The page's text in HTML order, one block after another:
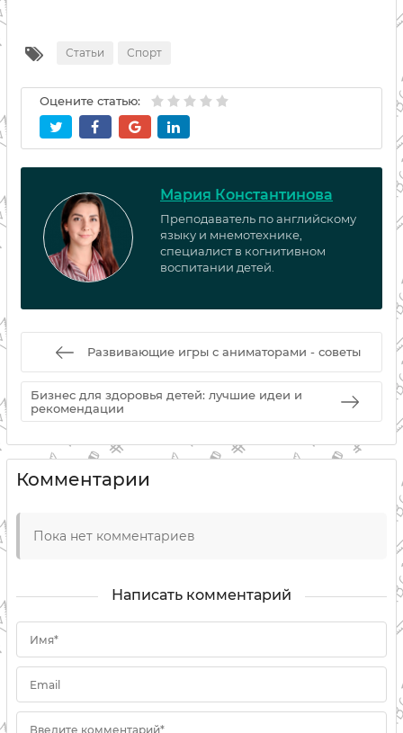
Статьи Спорт
Оцените статью:
Мария Константинова
Преподаватель по английскому
языку и мнемотехнике,
специалист в когнитивном
воспитании детей.
Развивающие игры с аниматорами - советы
Бизнес для здоровья детей: лучшие идеи и
рекомендации
Комментарии
Пока нет комментариев
Написать комментарий
Имя*
Email
Введите комментарий*